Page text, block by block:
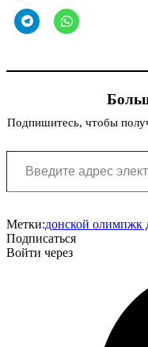
Подпишитесь, чтобы
Введите адрес электронной почты…
Метки:донской олимпжк
Подписаться
Войти через